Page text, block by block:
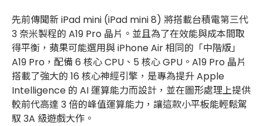
先前傳聞新 iPad mini (iPad mini 8) 將搭載台積電第三代
3 奈米製程的 A19 Pro 晶片。並且為了在效能與成本間取
得平衡，蘋果可能選用與 iPhone Air 相同的「中階版」
A19 Pro，配備 6 核心 CPU、5 核心 GPU。 A19 Pro 晶片
搭載了強大的 16 核心神經引擎，是專為提升 Apple
Intelligence 的 AI 運算能力而設計，並在圖形處理上提供
較前代高達 3 倍的峰值運算能力，讓這款小平板能輕鬆駕
馭 3A 級遊戲大作。